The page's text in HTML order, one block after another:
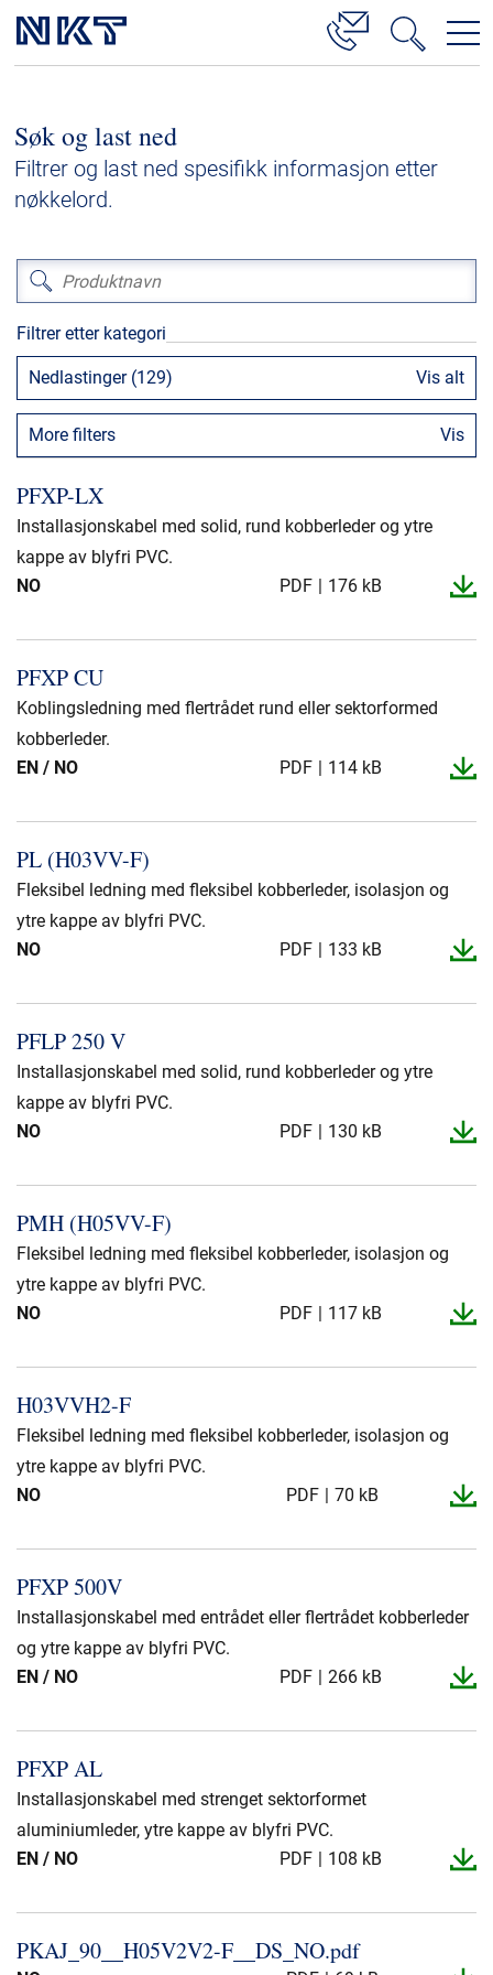
Høyspenningskabelløsninger
Kabelservice
Lavspenning
Høyspenningskabeltilbehør
Mellomspenningskabeltilbehør
Referanser
Nedlastinger
Presse og arrangementer
Om oss
Søk og last ned
Filtrer og last ned spesifikk informasjon etter
nøkkelord.
Filtrer etter kategori
Nedlastinger (129) Vis alt
More filters Vis
PFXP-​LX
Installasjonskabel med solid, rund kobberleder og ytre
kappe av blyfri PVC.
NO
PDF 176 kB
PFXP CU
Koblingsledning med flertrådet rund eller sektorformed
kobberleder.
EN / NO
PDF 114 kB
PL (H03VV-​F)
Fleksibel ledning med fleksibel kobberleder, isolasjon og
ytre kappe av blyfri PVC.
NO
PDF 133 kB
PFLP 250 V
Installasjonskabel med solid, rund kobberleder og ytre
kappe av blyfri PVC.
NO
PDF 130 kB
PMH (H05VV-​F)
Fleksibel ledning med fleksibel kobberleder, isolasjon og
ytre kappe av blyfri PVC.
NO
PDF 117 kB
H03VVH2-​F
Fleksibel ledning med fleksibel kobberleder, isolasjon og
ytre kappe av blyfri PVC.
NO
PDF 70 kB
PFXP 500V
Installasjonskabel med entrådet eller flertrådet kobberleder
og ytre kappe av blyfri PVC.
EN / NO
PDF 266 kB
PFXP AL
Installasjonskabel med strenget sektorformet
aluminiumleder, ytre kappe av blyfri PVC.
EN / NO
PDF 108 kB
PKAJ_​90_​_​H05V2V2-​F_​_​DS_​NO.​pdf